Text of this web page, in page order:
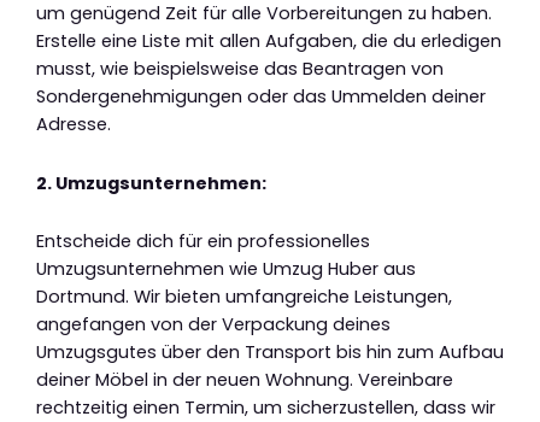
um genügend Zeit für alle Vorbereitungen zu haben.
Erstelle eine Liste mit allen Aufgaben, die du erledigen
musst, wie beispielsweise das Beantragen von
Sondergenehmigungen oder das Ummelden deiner
Adresse.
2. Umzugsunternehmen:
Entscheide dich für ein professionelles
Umzugsunternehmen wie Umzug Huber aus
Dortmund. Wir bieten umfangreiche Leistungen,
angefangen von der Verpackung deines
Umzugsgutes über den Transport bis hin zum Aufbau
deiner Möbel in der neuen Wohnung. Vereinbare
rechtzeitig einen Termin, um sicherzustellen, dass wir